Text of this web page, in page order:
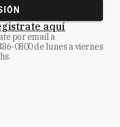
aquí
por email a
0800de lunes a viernes